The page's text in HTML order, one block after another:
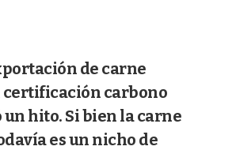
de carne
certificación carbono
hito. Si bien la carne
es un nicho de